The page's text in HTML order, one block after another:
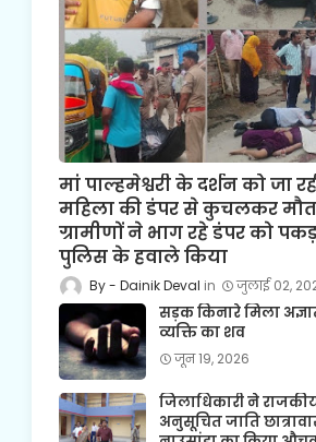
मां पाल्हमेश्वरी के दर्शन को जा
महिला की डंपर से कुचलकर
ग्रामीणों ने भाग रहे डंपर को
पुलिस के हवाले किया
Dainik Deval जुलाई 02,
सड़क किनारे मिला
व्यक्ति का शव
जून 19, 2026
जिलाधिकारी ने
अनुसूचित जाति